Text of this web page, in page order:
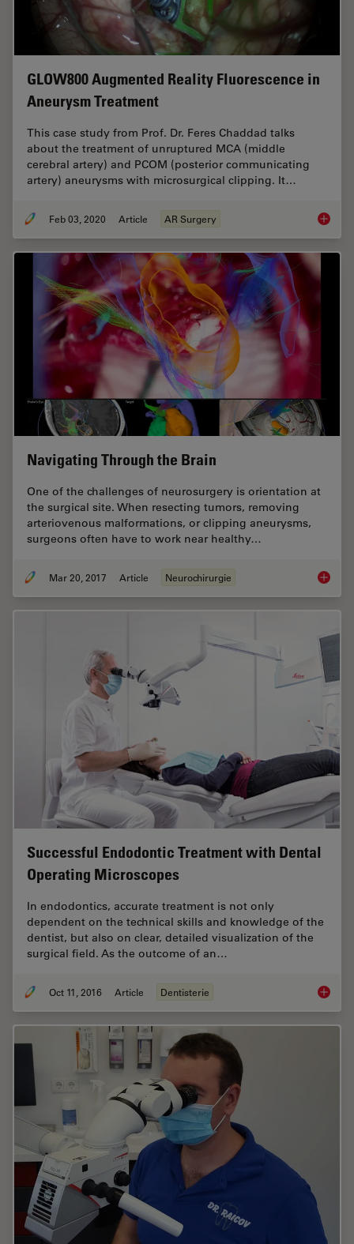
GLOW800 Augmented Reality Fluorescence in
Aneurysm Treatment
This case study from Prof. Dr. Feres Chaddad talks
about the treatment of unruptured MCA (middle
cerebral artery) and PCOM (posterior communicating
artery) aneurysms with microsurgical clipping. It…
Feb 03, 2020 Article AR Surgery
Navigating Through the Brain
One of the challenges of neurosurgery is orientation at
the surgical site. When resecting tumors, removing
arteriovenous malformations, or clipping aneurysms,
surgeons often have to work near healthy…
Mar 20, 2017 Article Neurochirurgie
Successful Endodontic Treatment with Dental
Operating Microscopes
In endodontics, accurate treatment is not only
dependent on the technical skills and knowledge of the
dentist, but also on clear, detailed visualization of the
surgical field. As the outcome of an…
Oct 11, 2016 Article Dentisterie